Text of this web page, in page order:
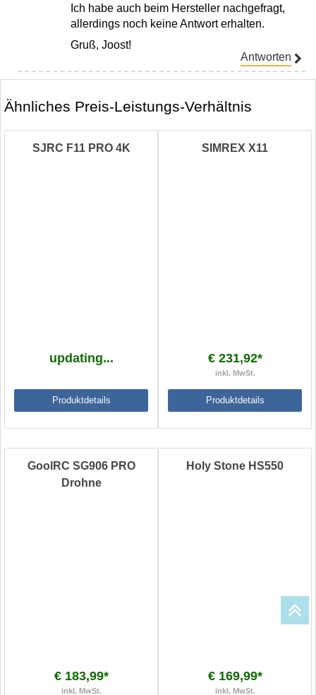
Ich habe auch beim Hersteller nachgefragt,
allerdings noch keine Antwort erhalten.
Gruß, Joost!
Antworten
Ähnliches Preis-Leistungs-Verhältnis
SJRC F11 PRO 4K
updating...
Produktdetails
SIMREX X11
€ 231,92*
inkl. MwSt.
Produktdetails
GoolRC SG906 PRO
Drohne
€ 183,99*
inkl. MwSt.
Holy Stone HS550
€ 169,99*
inkl. MwSt.